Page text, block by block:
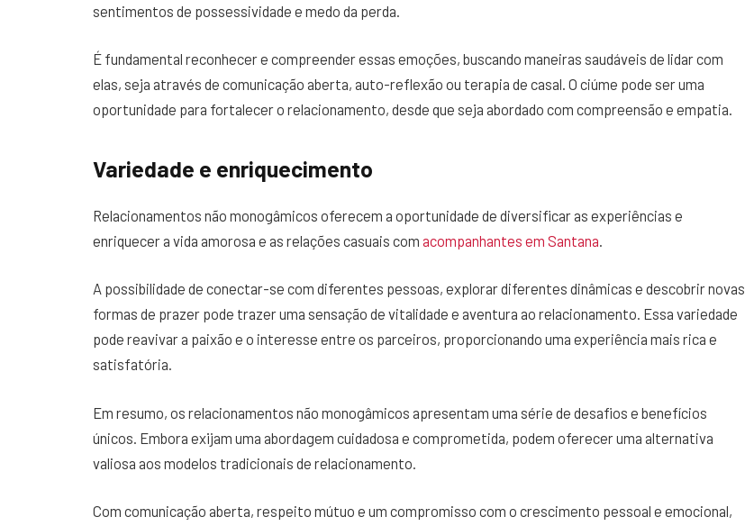
sentimentos de possessividade e medo da perda.
É fundamental reconhecer e compreender essas emoções, buscando maneiras saudáveis de lidar com
elas, seja através de comunicação aberta, auto-reflexão ou terapia de casal. O ciúme pode ser uma
oportunidade para fortalecer o relacionamento, desde que seja abordado com compreensão e empatia.
Variedade e enriquecimento
Relacionamentos não monogâmicos oferecem a oportunidade de diversificar as experiências e
enriquecer a vida amorosa e as relações casuais com acompanhantes em Santana
A possibilidade de conectar-se com diferentes pessoas, explorar diferentes dinâmicas e descobrir novas
formas de prazer pode trazer uma sensação de vitalidade e aventura ao relacionamento. Essa variedade
pode reavivar a paixão e o interesse entre os parceiros, proporcionando uma experiência mais rica e
satisfatória.
Em resumo, os relacionamentos não monogâmicos apresentam uma série de desafios e benefícios
únicos. Embora exijam uma abordagem cuidadosa e comprometida, podem oferecer uma alternativa
valiosa aos modelos tradicionais de relacionamento.
Com comunicação aberta, respeito mútuo e um compromisso com o crescimento pessoal e emocional,